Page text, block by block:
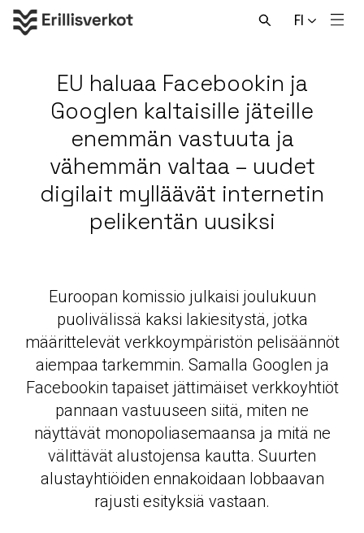
FI
Avaa
EU haluaa Facebookin ja
Googlen kaltaisille jäteille
enemmän vastuuta ja
vähemmän valtaa – uudet
digilait mylläävät internetin
pelikentän uusiksi
Euroopan komissio julkaisi joulukuun
puolivälissä kaksi lakiesitystä, jotka
määrittelevät verkkoympäristön pelisäännöt
aiempaa tarkemmin. Samalla Googlen ja
Facebookin tapaiset jättimäiset verkkoyhtiöt
pannaan vastuuseen siitä, miten ne
näyttävät monopoliasemaansa ja mitä ne
välittävät alustojensa kautta. Suurten
alustayhtiöiden ennakoidaan lobbaavan
rajusti esityksiä vastaan.